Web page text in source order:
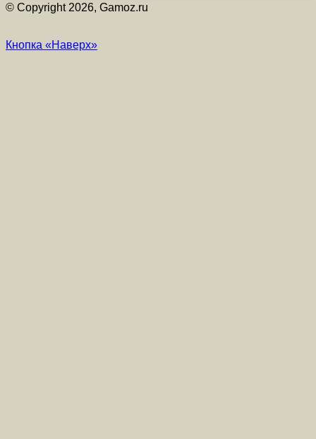
© Copyright 2026, Gamoz.ru
Кнопка «Наверх»